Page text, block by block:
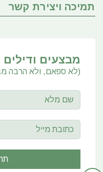
תמיכה ויצירת קשר
מבצעים ודילים
(לא ספאם, ולא הרבה